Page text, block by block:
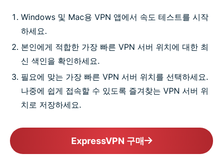
Windows 및 Mac용 VPN 앱에서 속도 테스트를 시작
하세요.
본인에게 적합한 가장 빠른 VPN 서버 위치에 대한 최
신 색인을 확인하세요.
필요에 맞는 가장 빠른 VPN 서버 위치를 선택하세요.
나중에 쉽게 접속할 수 있도록 즐겨찾는 VPN 서버 위
치로 저장하세요.
ExpressVPN 구매